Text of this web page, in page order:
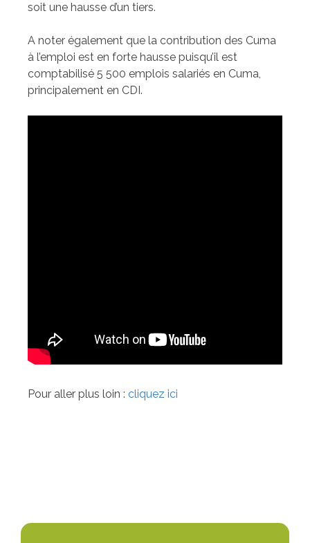
soit une hausse d’un tiers.
A noter également que la contribution des Cuma
à l’emploi est en forte hausse puisqu’il est
comptabilisé 5 500 emplois salariés en Cuma,
principalement en CDI.
Pour aller plus loin : cliquez ici